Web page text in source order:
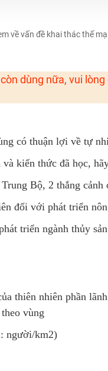
TN THPT - ĐH ít nhất 25 điểm
khoá học tại Tuyensinh247
11)
- Văn - Anh năm 2018
chắc cho tương lai!
Anh, Lý với giáo viên giỏi và nổi
về vấn đề khai thác thế
dùng nữa, vui
có thuận lợi về tự
kiến thức đã học,
Bộ, 2 thắng
đối với phát triển
triển ngành thủy
thiên nhiên phần
vùng
km2)